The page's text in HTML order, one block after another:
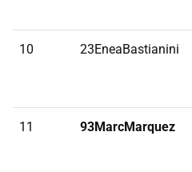
10 23EneaBastianini
11 93MarcMarquez